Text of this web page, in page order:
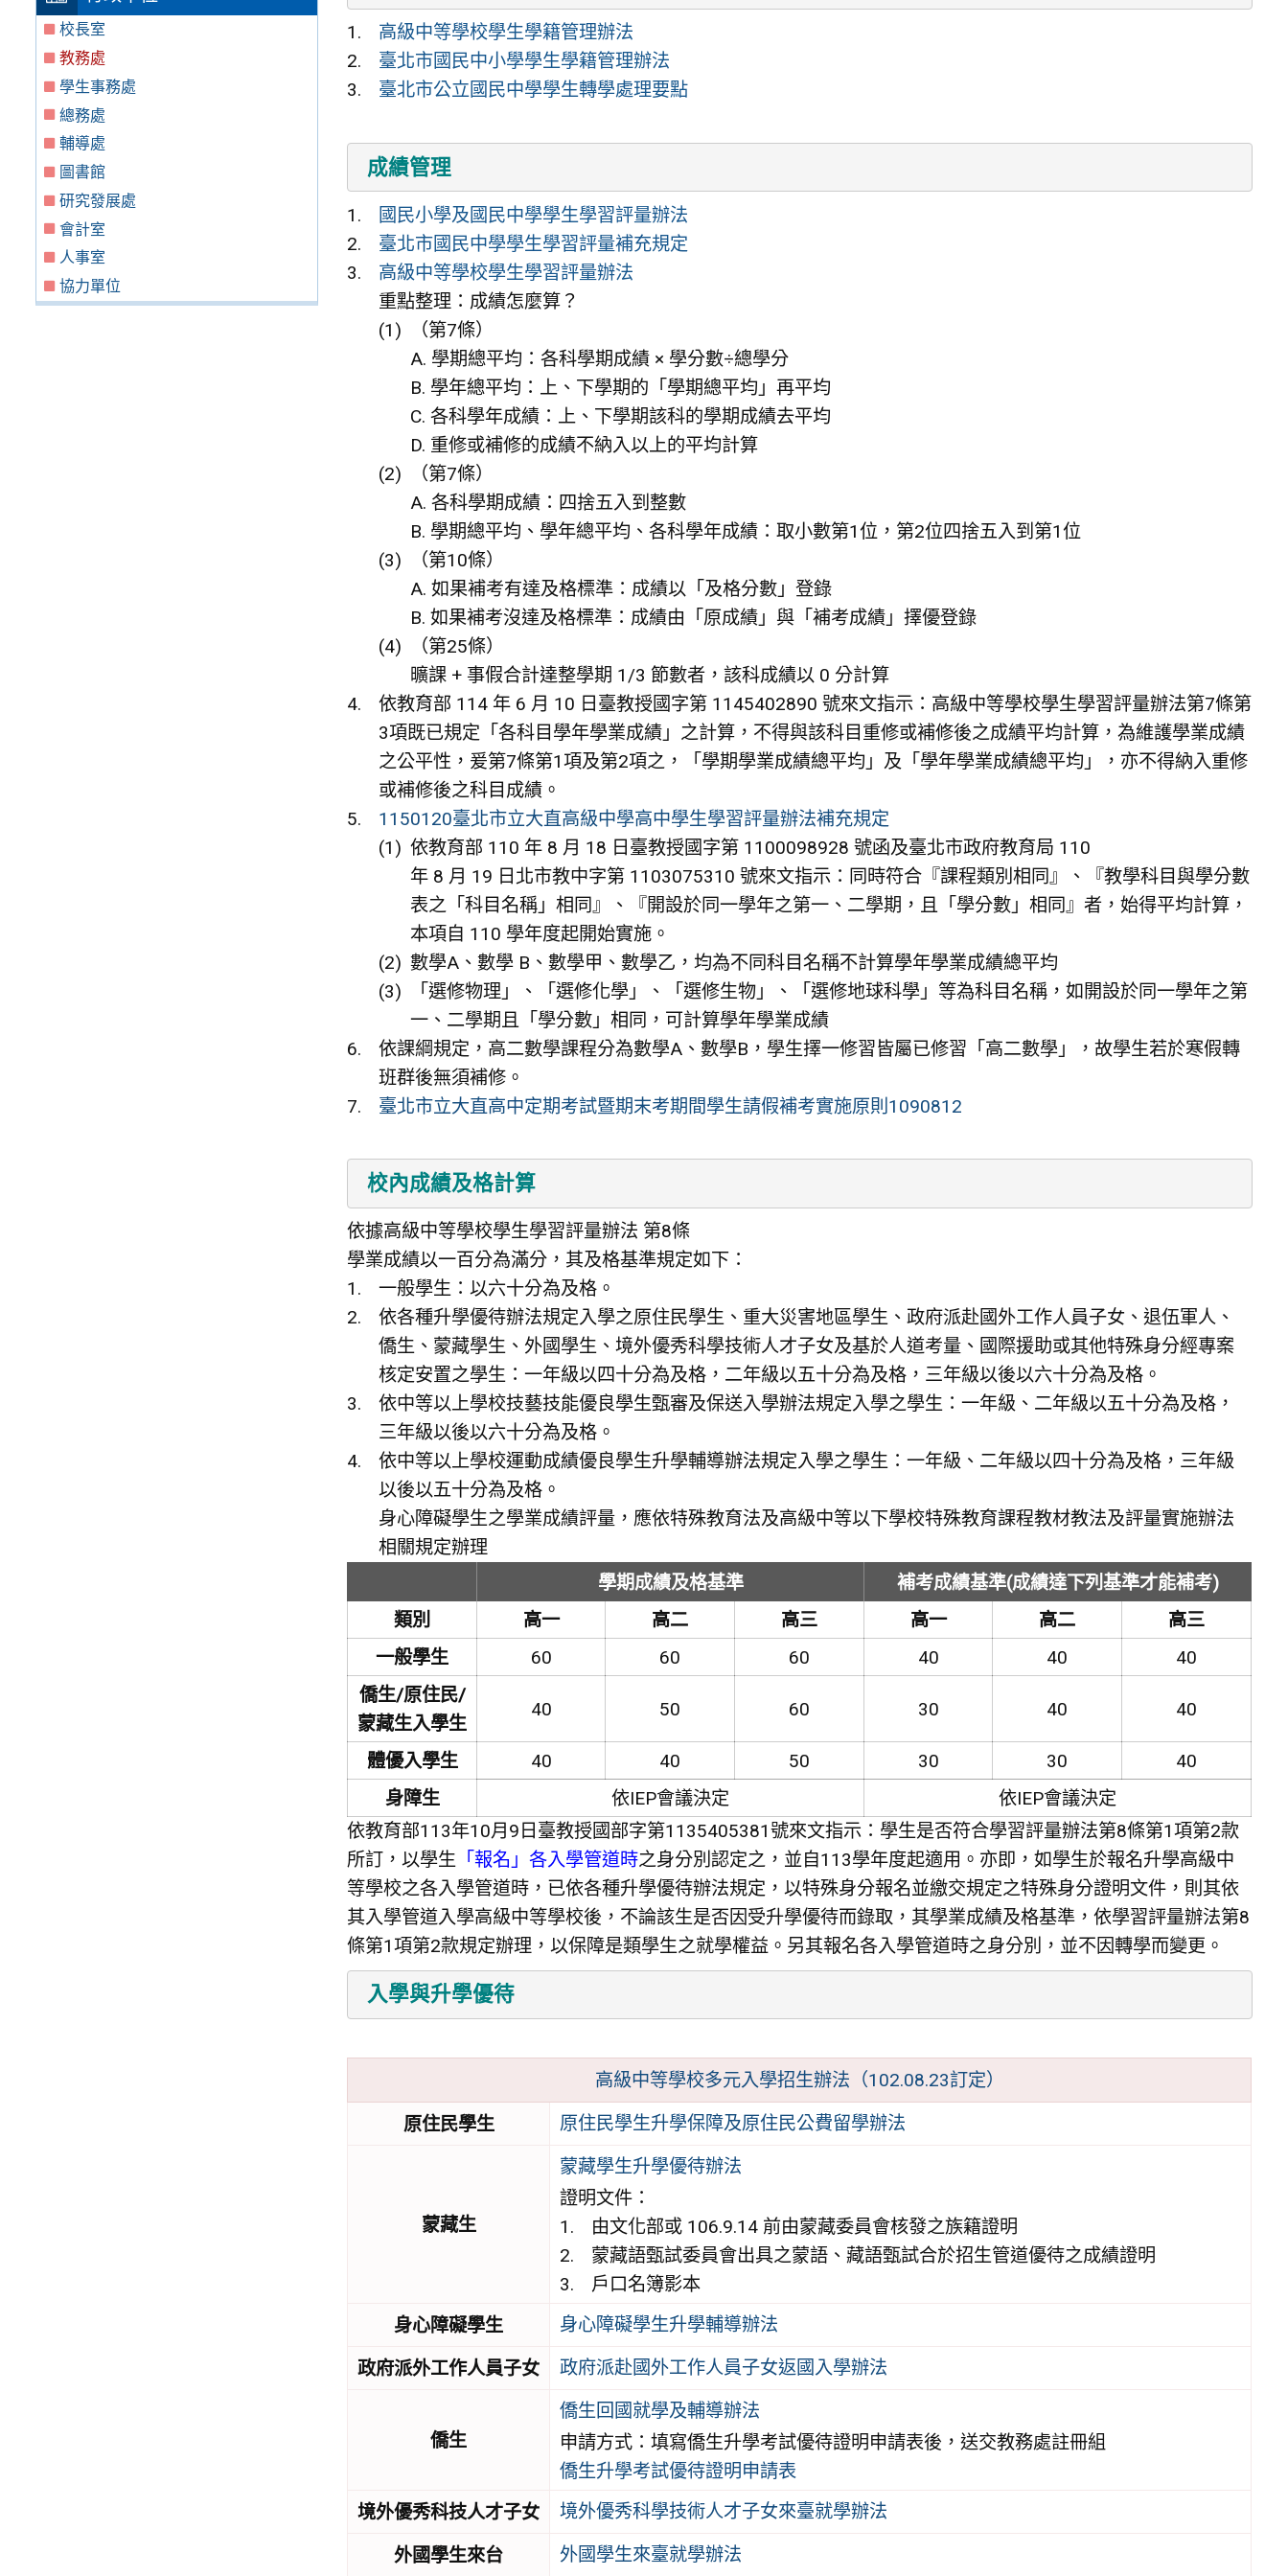
校長室
教務處
學生事務處
總務處
輔導處
圖書館
研究發展處
會計室
人事室
協力單位
高級中等學校學生學籍管理辦法
臺北市國民中小學學生學籍管理辦法
臺北市公立國民中學學生轉學處理要點
成績管理
國民小學及國民中學學生學習評量辦法
臺北市國民中學學生學習評量補充規定
高級中等學校學生學習評量辦法
重點整理：成績怎麼算？
（第7條）
A. 學期總平均：各科學期成績 × 學分數÷總學分
B. 學年總平均：上、下學期的「學期總平均」再平均
C. 各科學年成績：上、下學期該科的學期成績去平均
D. 重修或補修的成績不納入以上的平均計算
（第7條）
A. 各科學期成績：四捨五入到整數
B. 學期總平均、學年總平均、各科學年成績：取小數第1位，第2位四捨五入到第1位
（第10條）
A. 如果補考有達及格標準：成績以「及格分數」登錄
B. 如果補考沒達及格標準：成績由「原成績」與「補考成績」擇優登錄
（第25條）
曠課 + 事假合計達整學期 1/3 節數者，該科成績以 0 分計算
依教育部 114 年 6 月 10 日臺教授國字第 1145402890 號來文指示：高級中等學校學生學習評量辦法第7條第
3項既已規定「各科目學年學業成績」之計算，不得與該科目重修或補修後之成績平均計算，為維護學業成績
之公平性，爰第7條第1項及第2項之，「學期學業成績總平均」及「學年學業成績總平均」，亦不得納入重修
或補修後之科目成績。
1150120臺北市立大直高級中學高中學生學習評量辦法補充規定
依教育部 110 年 8 月 18 日臺教授國字第 1100098928 號函及臺北市政府教育局 110
年 8 月 19 日北市教中字第 1103075310 號來文指示：同時符合『課程類別相同』、『教學科目與學分數
表之「科目名稱」相同』、『開設於同一學年之第一、二學期，且「學分數」相同』者，始得平均計算，
本項自 110 學年度起開始實施。
數學A、數學 B、數學甲、數學乙，均為不同科目名稱不計算學年學業成績總平均
「選修物理」、「選修化學」、「選修生物」、「選修地球科學」等為科目名稱，如開設於同一學年之第
一、二學期且「學分數」相同，可計算學年學業成績
依課綱規定，高二數學課程分為數學A、數學B，學生擇一修習皆屬已修習「高二數學」，故學生若於寒假轉
班群後無須補修。
臺北市立大直高中定期考試暨期末考期間學生請假補考實施原則1090812
校內成績及格計算
依據高級中等學校學生學習評量辦法 第8條
學業成績以一百分為滿分，其及格基準規定如下：
一般學生：以六十分為及格。
依各種升學優待辦法規定入學之原住民學生、重大災害地區學生、政府派赴國外工作人員子女、退伍軍人、
僑生、蒙藏學生、外國學生、境外優秀科學技術人才子女及基於人道考量、國際援助或其他特殊身分經專案
核定安置之學生：一年級以四十分為及格，二年級以五十分為及格，三年級以後以六十分為及格。
依中等以上學校技藝技能優良學生甄審及保送入學辦法規定入學之學生：一年級、二年級以五十分為及格，
三年級以後以六十分為及格。
依中等以上學校運動成績優良學生升學輔導辦法規定入學之學生：一年級、二年級以四十分為及格，三年級
以後以五十分為及格。
身心障礙學生之學業成績評量，應依特殊教育法及高級中等以下學校特殊教育課程教材教法及評量實施辦法
相關規定辦理
學期成績及格基準
補考成績基準(成績達下列基準才能補考)
類別
高一 高二 高三 高一 高二
高三
一般學生
60 60 60 40 40
40
僑生/原住民/
蒙藏生入學生
40 50 60 30 40 40
體優入學生 40 40 50 30 30
40
身障生
依IEP會議決定
依IEP會議決定
依教育部113年10月9日臺教授國部字第1135405381號來文指示：學生是否符合學習評量辦法第8條第1項第2款
所訂，以學生 「報名」各入學管道時之身分別認定之，並自113學年度起適用。亦即，如學生於報名升學高級中
等學校之各入學管道時，已依各種升學優待辦法規定，以特殊身分報名並繳交規定之特殊身分證明文件，則其依
其入學管道入學高級中等學校後，不論該生是否因受升學優待而錄取，其學業成績及格基準，依學習評量辦法第8
條第1項第2款規定辦理，以保障是類學生之就學權益。另其報名各入學管道時之身分別，並不因轉學而變更。
入學與升學優待
高級中等學校多元入學招生辦法（102.08.23訂定）
原住民學生
原住民學生升學保障及原住民公費留學辦法
蒙藏生
蒙藏學生升學優待辦法
證明文件：
由文化部或 106.9.14 前由蒙藏委員會核發之族籍證明
蒙藏語甄試委員會出具之蒙語、藏語甄試合於招生管道優待之成績證明
戶口名簿影本
身心障礙學生
身心障礙學生升學輔導辦法
政府派外工作人員子女
政府派赴國外工作人員子女返國入學辦法
僑生
僑生回國就學及輔導辦法
申請方式：填寫僑生升學考試優待證明申請表後，送交教務處註冊組
僑生升學考試優待證明申請表
境外優秀科技人才子女
境外優秀科學技術人才子女來臺就學辦法
外國學生來台
外國學生來臺就學辦法